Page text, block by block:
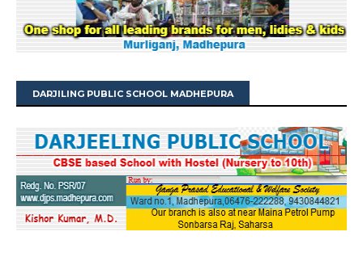
DARJILING PUBLIC SCHOOL MADHEPURA